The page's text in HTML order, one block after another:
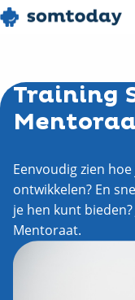
Go
to
Training
Eenvoudig zien
ontwikkelen? En
je hen kunt
Mentoraat.